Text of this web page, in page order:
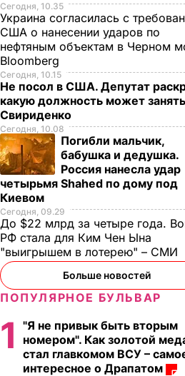
жестоко
"Димка был
нормальный,
сбухался". В
Кабаевой с
Медведевым
7 августа, 20.39 БУЛЬВАР
Сегодня, 10.35
Украина согласилась с
США о нанесении ударов по
нефтяным объектам в Черном
Bloomberg
Сегодня, 10.15
Не посол в США. Депутат
какую должность может занять
Свириденко
Сегодня, 10.08
Погибли мальчик,
бабушка и дедушка.
Россия нанесла удар
четырьмя Shahed по дому под
Киевом
Сегодня, 09.29
До $22 млрд за четыре года.
РФ стала для Ким Чен Ына
"выигрышем в лотерею" – СМИ
Больше новостей
ПОПУЛЯРНОЕ БУЛЬВАР
1
"Я не привык быть вторым
номером". Как золотой
стал главкомом ВСУ –
интересное о Драпатом